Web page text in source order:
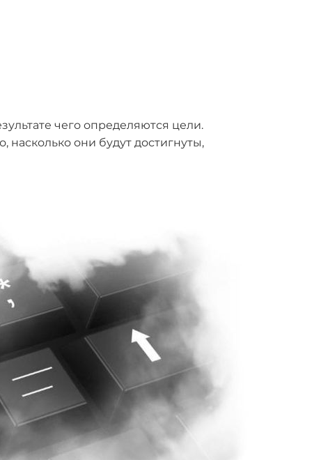
чего определяются цели.
насколько они будут достигнуты,